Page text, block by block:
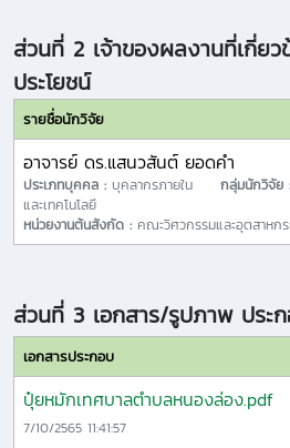
ส่วนที่ 2 เจ้าของผลงานที่เกี่ยว
ประโยชน์
รายชื่อนักวิจัย
อาจารย์ ดร.แสนวสันต์ ยอดคำ
ประเภทบุคคล : บุคลากรภายใน กลุ่มนักวิจัย :
และเทคโนโลยี
หน่วยงานต้นสังกัด : คณะวิศวกรรมและอุตสาหก
ส่วนที่ 3 เอกสาร/รูปภาพ ประ
เอกสารประกอบ
ปุ๋ยหมักเทศบาลตำบลหนองล่อง.pdf
7/10/2565 11:41:57